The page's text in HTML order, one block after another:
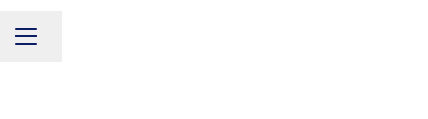
MENU CARRIÈRE
Partager la page